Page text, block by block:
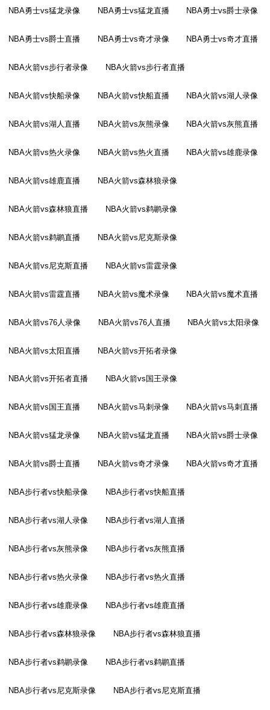
NBA勇士vs猛龙录像 NBA勇士vs猛龙直播 NBA勇士vs爵士录像
NBA勇士vs爵士直播 NBA勇士vs奇才录像 NBA勇士vs奇才直播
NBA火箭vs步行者录像 NBA火箭vs步行者直播
NBA火箭vs快船录像 NBA火箭vs快船直播 NBA火箭vs湖人录像
NBA火箭vs湖人直播 NBA火箭vs灰熊录像 NBA火箭vs灰熊直播
NBA火箭vs热火录像 NBA火箭vs热火直播 NBA火箭vs雄鹿录像
NBA火箭vs雄鹿直播 NBA火箭vs森林狼录像
NBA火箭vs森林狼直播 NBA火箭vs鹈鹕录像
NBA火箭vs鹈鹕直播 NBA火箭vs尼克斯录像
NBA火箭vs尼克斯直播 NBA火箭vs雷霆录像
NBA火箭vs雷霆直播 NBA火箭vs魔术录像 NBA火箭vs魔术直播
NBA火箭vs76人录像 NBA火箭vs76人直播 NBA火箭vs太阳录像
NBA火箭vs太阳直播 NBA火箭vs开拓者录像
NBA火箭vs开拓者直播 NBA火箭vs国王录像
NBA火箭vs国王直播 NBA火箭vs马刺录像 NBA火箭vs马刺直播
NBA火箭vs猛龙录像 NBA火箭vs猛龙直播 NBA火箭vs爵士录像
NBA火箭vs爵士直播 NBA火箭vs奇才录像 NBA火箭vs奇才直播
NBA步行者vs快船录像 NBA步行者vs快船直播
NBA步行者vs湖人录像 NBA步行者vs湖人直播
NBA步行者vs灰熊录像 NBA步行者vs灰熊直播
NBA步行者vs热火录像 NBA步行者vs热火直播
NBA步行者vs雄鹿录像 NBA步行者vs雄鹿直播
NBA步行者vs森林狼录像 NBA步行者vs森林狼直播
NBA步行者vs鹈鹕录像 NBA步行者vs鹈鹕直播
NBA步行者vs尼克斯录像 NBA步行者vs尼克斯直播